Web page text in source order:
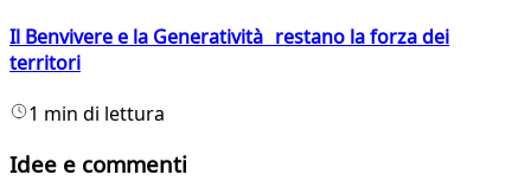
Il Benvivere e la Generatività restano la forza dei
territori
1 min di lettura
Idee e commenti